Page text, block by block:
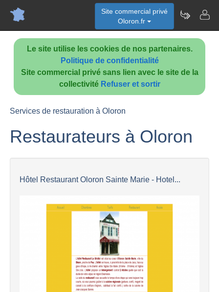
Le site utilise les cookies de nos partenaires.
Politique de confidentialité
Site commercial privé sans lien avec le site de la
collectivité Refuser et sortir
Site commercial privé
Oloron.fr
Services de restauration à Oloron
Restaurateurs à Oloron
Hôtel Restaurant Oloron Sainte Marie - Hotel...